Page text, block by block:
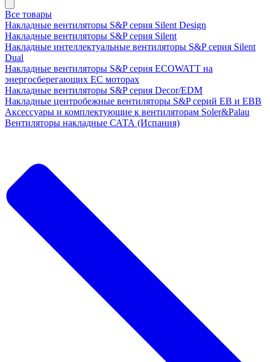
Все товары
Накладные вентиляторы S&P серия Silent Design
Накладные вентиляторы S&P серия Silent
Накладные интеллектуальные вентиляторы S&P серия Silent
Dual
Накладные вентиляторы S&P серия ECOWATT на
энергосберегающих ЕС моторах
Накладные вентиляторы S&P серия Decor/EDM
Накладные центробежные вентиляторы S&P серий EB и EBB
Аксессуары и комплектующие к вентиляторам Soler&Palau
Вентиляторы накладные САТА (Испания)